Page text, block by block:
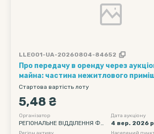
LLE001-UA-20260804-84652
Про передачу в оренду через
майна: частина нежитлового
на першому поверсі нежитлової
службово-лабораторного корпусу
загальною площею 3,0 кв.м, за
Одеса, просп. Шевченка, буд. 12
Стартова вартість лоту
5,48 ₴
Організатор
РЕГІОНАЛЬНЕ ВІДДІЛЕННЯ ФО
НДУ ДЕРЖАВНОГО МАЙНА УК
Дата аукціону
4 вер. 2026